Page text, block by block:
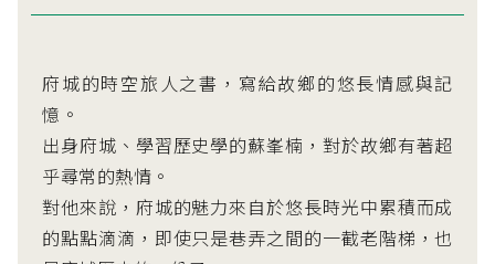
府城的時空旅人之書，寫給故鄉的悠長情感與記
憶。
出身府城、學習歷史學的蘇峯楠，對於故鄉有著超
乎尋常的熱情。
對他來說，府城的魅力來自於悠長時光中累積而成
的點點滴滴，即使只是巷弄之間的一截老階梯，也